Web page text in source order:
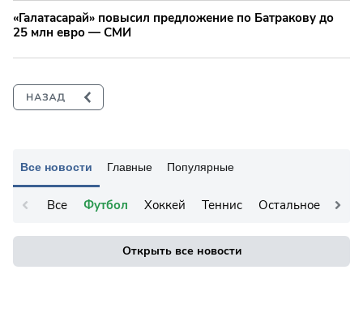
Все новости Главные Популярные
Все Футбол Хоккей Теннис Остальное
Открыть все новости
«Галатасарай» повысил предложение по Батракову до
25 млн евро — СМИ